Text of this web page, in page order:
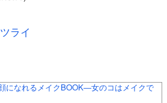
ライ
になれるメイクBOOK―女のコはメイクで